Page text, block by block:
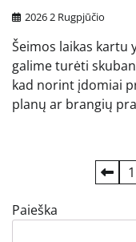
2026 2 Rugpjūčio
Šeimos laikas kartu
galime turėti
kad norint įdomiai
planų ar brangių
puslapiavimas
1
Paieška